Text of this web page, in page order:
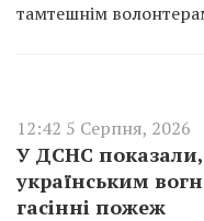
тамтешнім
12:42 5 Серпня, 2026
У ДСНС
українським
гасінні пожеж